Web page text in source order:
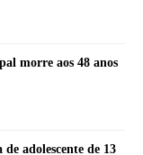
morre aos 48 anos
adolescente de 13